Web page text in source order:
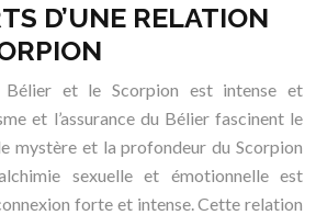
D’UNE RELATION
Bélier et le Scorpion est intense et
et l’assurance du Bélier fascinent le
mystère et la profondeur du Scorpion
sexuelle et émotionnelle est
forte et intense. Cette relation